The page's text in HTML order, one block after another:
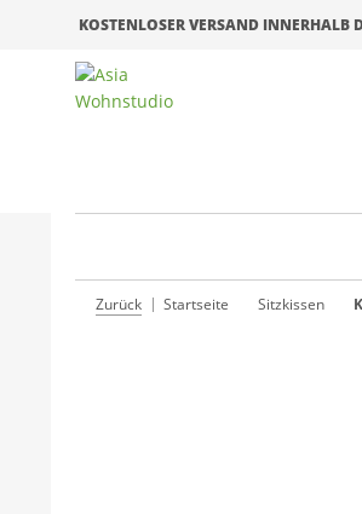
KOSTENLOSER VERSAND INNERHALB
Zurück Startseite Sitzkissen